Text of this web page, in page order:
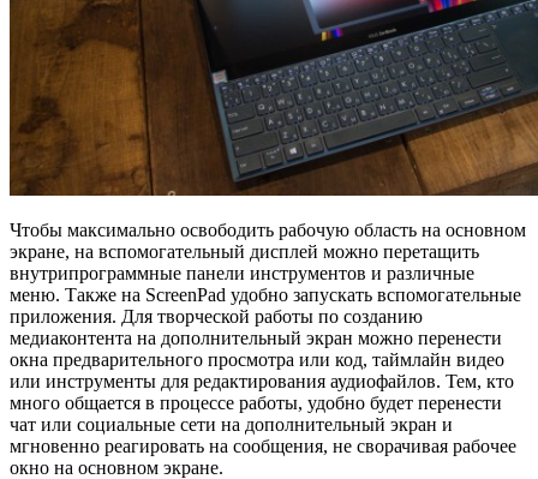
Чтобы максимально освободить рабочую область на основном
экране, на вспомогательный дисплей можно перетащить
внутрипрограммные панели инструментов и различные
меню. Также на ScreenPad удобно запускать вспомогательные
приложения. Для творческой работы по созданию
медиаконтента на дополнительный экран можно перенести
окна предварительного просмотра или код, таймлайн видео
или инструменты для редактирования аудиофайлов. Тем, кто
много общается в процессе работы, удобно будет перенести
чат или социальные сети на дополнительный экран и
мгновенно реагировать на сообщения, не сворачивая рабочее
окно на основном экране.